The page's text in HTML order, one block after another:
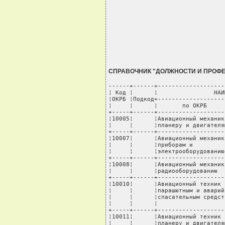
СПРАВОЧНИК "ДОЛЖНОСТИ И
------+------+---------------------------------------------+------------+----------+------
¦ Код ¦      ¦                НАИМЕНОВАНИЕ                 ¦ Коды видов ¦   Дата   ¦   Дата   ¦
¦ОКРБ ¦Подкод+----------------------+----------------------+деятельности¦ введения ¦исключения¦
¦     ¦      ¦       по ОКРБ        ¦    для целей ППС     ¦            ¦          ¦          ¦
+-----+------+----------------------+----------------------+------------+----------+----------+
¦10005¦      ¦Авиационный механик по¦Авиационный механик по¦    ИТС     ¦01.01.2009¦          ¦
¦     ¦      ¦планеру и двигателям  ¦планеру и двигателям  ¦            ¦          ¦          ¦
+-----+------+----------------------+----------------------+------------+----------+----------+
¦10007¦      ¦Авиационный механик по¦Авиационный механик по¦    ИТС     ¦01.01.2009¦          ¦
¦     ¦      ¦приборам и            ¦приборам и            ¦            ¦          ¦          ¦
¦     ¦      ¦электрооборудованию   ¦электрооборудованию   ¦            ¦          ¦          ¦
+-----+------+----------------------+----------------------+------------+----------+----------+
¦10008¦      ¦Авиационный механик по¦Авиационный механик по¦    ИТС     ¦01.01.2009¦          ¦
¦     ¦      ¦радиооборудованию     ¦радиооборудованию     ¦            ¦          ¦          ¦
+-----+------+----------------------+----------------------+------------+----------+----------+
¦10010¦      ¦Авиационный техник по ¦Авиационный техник по ¦    ИТС     ¦01.01.2009¦          ¦
¦     ¦      ¦парашютным и аварийно-¦парашютным и аварийно-¦            ¦          ¦          ¦
¦     ¦      ¦спасательным средствам¦спасательным средствам¦            ¦          ¦          ¦
¦     ¦      ¦                      ¦(ТАЭ)                 ¦            ¦          ¦          ¦
+-----+------+----------------------+----------------------+------------+----------+----------+
¦10011¦      ¦Авиационный техник по ¦Авиационный техник по ¦    ИТС     ¦01.01.2009¦          ¦
¦     ¦      ¦планеру и двигателям  ¦планеру и двигателям  ¦            ¦          ¦          ¦
+-----+------+----------------------+----------------------+------------+----------+----------+
¦10012¦      ¦Авиационный техник по ¦Авиационный техник по ¦    ИТС     ¦01.01.2009¦          ¦
¦     ¦      ¦приборам и            ¦приборам и            ¦            ¦          ¦          ¦
¦     ¦      ¦электрооборудованию   ¦электрооборудованию   ¦            ¦          ¦          ¦
+-----+------+----------------------+----------------------+------------+----------+----------+
¦10013¦      ¦Авиационный техник по ¦Авиационный техник по ¦    ИТС     ¦01.01.2009¦          ¦
¦     ¦      ¦радиооборудованию     ¦радиооборудованию     ¦            ¦          ¦          ¦
+-----+------+----------------------+----------------------+------------+----------+----------+
¦10014¦      ¦Автоклавщик           ¦Автоклавщик           ¦    СП2     ¦01.01.2009¦          ¦
+-----+------+----------------------+----------------------+------------+----------+----------+
¦10015¦      ¦Автоклавщик литья под ¦Автоклавщик литья под ¦    СП2     ¦01.01.2009¦          ¦
¦     ¦      ¦давлением             ¦давлением             ¦            ¦          ¦          ¦
+-----+------+----------------------+----------------------+------------+----------+----------+
¦10017¦      ¦Автоклавщик на запарке¦Автоклавщик на запарке¦    СП2     ¦01.01.2009¦          ¦
¦     ¦      ¦брикетов              ¦брикетов              ¦